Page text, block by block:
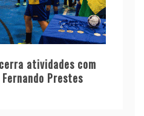
atividades com
Prestes